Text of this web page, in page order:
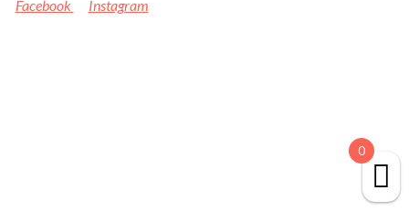
Facebook Instagram
0